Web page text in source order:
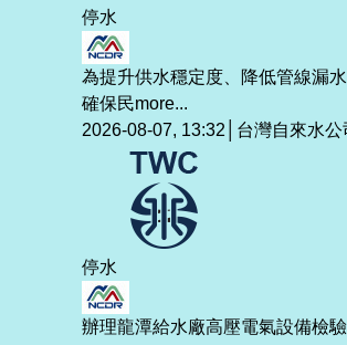
停水
為提升供水穩定度、降低管線漏
確保民more...
2026-08-07, 13:32│台灣自來水公
停水
辦理龍潭給水廠高壓電氣設備檢